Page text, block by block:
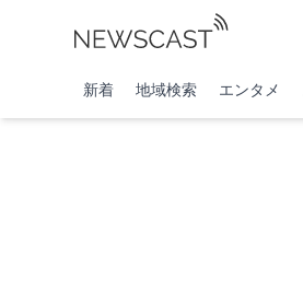
新着 地域検索 エンタメ